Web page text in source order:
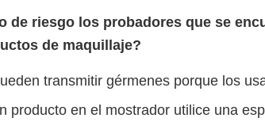
de riesgo los probadores que se
de maquillaje?
transmitir gérmenes porque los
producto en el mostrador utilice una